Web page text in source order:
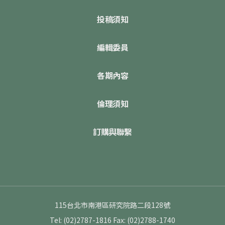
投稿須知
編輯委員
各期內容
倫理須知
訂購與聯繫
115台北市南港區研究院路二段128號
Tel: (02)2787-1816 Fax: (02)2788-1740